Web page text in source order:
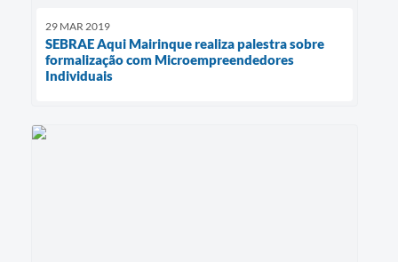
29 MAR 2019
SEBRAE Aqui Mairinque realiza palestra sobre
formalização com Microempreendedores
Individuais